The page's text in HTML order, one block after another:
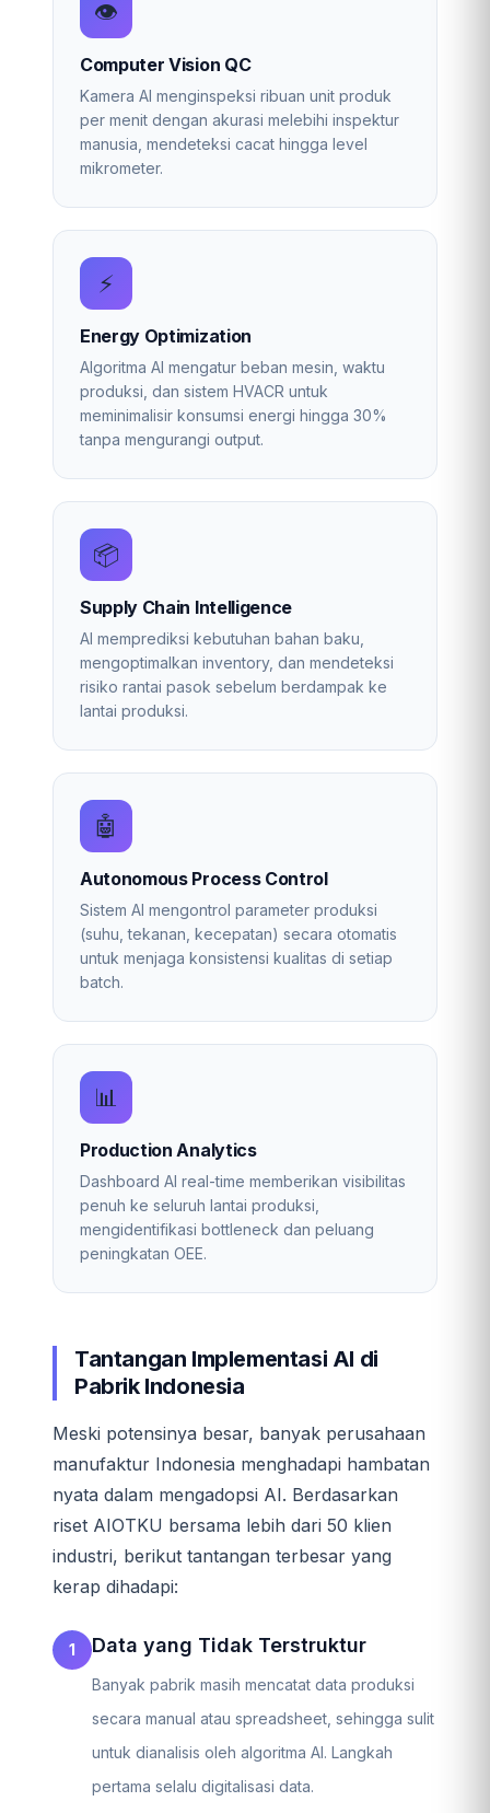
👁️
Computer Vision QC
Kamera AI menginspeksi ribuan unit produk
per menit dengan akurasi melebihi inspektur
manusia, mendeteksi cacat hingga level
mikrometer.
⚡
Energy Optimization
Algoritma AI mengatur beban mesin, waktu
produksi, dan sistem HVACR untuk
meminimalisir konsumsi energi hingga 30%
tanpa mengurangi output.
📦
Supply Chain Intelligence
AI memprediksi kebutuhan bahan baku,
mengoptimalkan inventory, dan mendeteksi
risiko rantai pasok sebelum berdampak ke
lantai produksi.
🤖
Autonomous Process Control
Sistem AI mengontrol parameter produksi
(suhu, tekanan, kecepatan) secara otomatis
untuk menjaga konsistensi kualitas di setiap
batch.
📊
Production Analytics
Dashboard AI real-time memberikan visibilitas
penuh ke seluruh lantai produksi,
mengidentifikasi bottleneck dan peluang
peningkatan OEE.
Tantangan Implementasi AI di
Pabrik Indonesia
Meski potensinya besar, banyak perusahaan
manufaktur Indonesia menghadapi hambatan
nyata dalam mengadopsi AI. Berdasarkan
riset AIOTKU bersama lebih dari 50 klien
industri, berikut tantangan terbesar yang
kerap dihadapi:
Data yang Tidak Terstruktur
Banyak pabrik masih mencatat data produksi
secara manual atau spreadsheet, sehingga sulit
untuk dianalisis oleh algoritma AI. Langkah
pertama selalu digitalisasi data.